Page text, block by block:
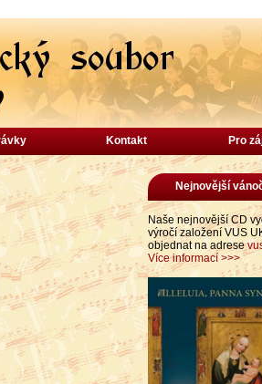
Kontakt Pro
Nejnovější
Naše nejnovější CD
výročí založení VUS
objednat na adrese
Více informací >>>